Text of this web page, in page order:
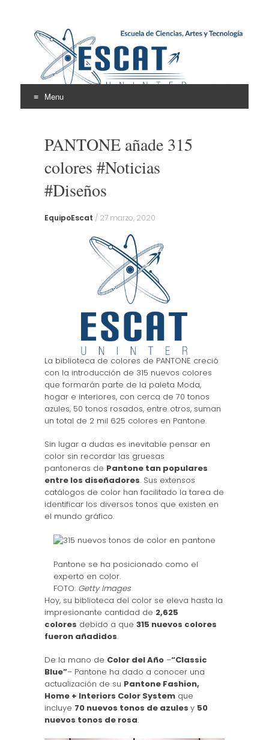
Escuela de Ciencias,
Artes y Tecnología
ESCAT
Menu
contentPANTONE añade 315
colores #Noticias
#Diseños
EquipoEscat / 27 marzo, 2020
La biblioteca de colores de PANTONE creció
con la introducción de 315 nuevos colores
que formarán parte de la paleta Moda,
hogar e interiores, con cerca de 70 tonos
azules, 50 tonos rosados, entre otros, suman
un total de 2 mil 625 colores en Pantone.
Sin lugar a dudas es inevitable pensar en
color sin recordar las gruesas
pantoneras de Pantone tan populares
entre los diseñadores. Sus extensos
catálogos de color han facilitado la tarea de
identificar los diversos tonos que existen en
el mundo gráfico.
Pantone se ha posicionado como el
experto en color.
FOTO: Getty Images
Hoy, su biblioteca del color se eleva hasta la
impresionante cantidad de 2,625
colores debido a que 315 nuevos colores
fueron añadidos.
De la mano de Color del Año–“Classic
Blue”– Pantone ha dado a conocer una
actualización de su Pantone Fashion,
Home + Interiors Color Systemque
incluye 70 nuevos tonos de azules y 50
nuevos tonos de rosa.